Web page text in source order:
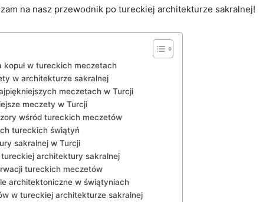
na nasz przewodnik po tureckiej architekturze ​sakralnej!
kopuł w tureckich meczetach
w architekturze sakralnej
meczetach w Turcji
meczety w Turcji
wśród ‌tureckich ⁣meczetów
tureckich⁣ świątyń
sakralnej w Turcji
architektury sakralnej
tureckich ‌meczetów
architektoniczne w świątyniach
w tureckiej architekturze sakralnej